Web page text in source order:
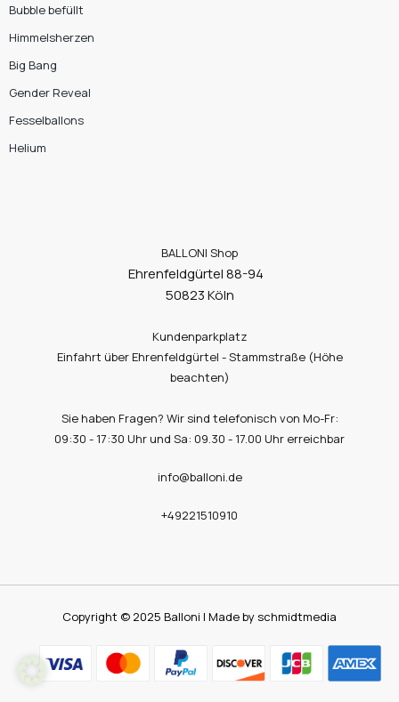
Bubble befüllt
Himmelsherzen
Big Bang
Gender Reveal
Fesselballons
Helium
BALLONI Shop
Ehrenfeldgürtel 88-94
50823 Köln
Kundenparkplatz
Einfahrt über Ehrenfeldgürtel - Stammstraße (Höhe
beachten)
Sie haben Fragen? Wir sind telefonisch von Mo-Fr:
09:30 - 17:30 Uhr und Sa: 09.30 - 17.00 Uhr erreichbar
info@balloni.de
+49221510910
Copyright © 2025 Balloni | Made by schmidtmedia